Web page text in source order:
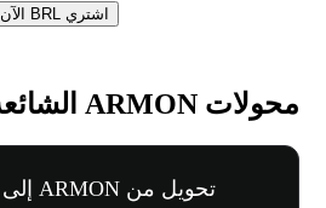
اشتري BRL الآن
محولات ARMON الشائعة
تحويل من ARMON إلى USD